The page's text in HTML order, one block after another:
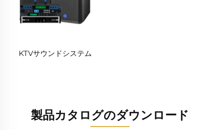
KTVサウンドシステム
製品カタログのダウンロード